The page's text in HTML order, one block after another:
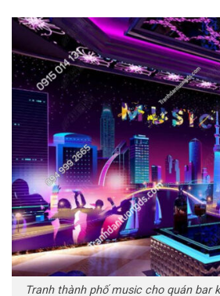
Tranh thành phố music cho quán bar